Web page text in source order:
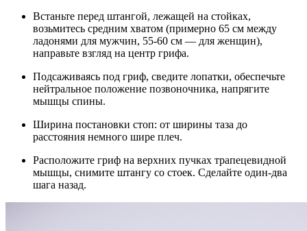
Встаньте перед штангой, лежащей на стойках,
возьмитесь средним хватом (примерно 65 см между
ладонями для мужчин, 55-60 см — для женщин),
направьте взгляд на центр грифа.
Подсаживаясь под гриф, сведите лопатки, обеспечьте
нейтральное положение позвоночника, напрягите
мышцы спины.
Ширина постановки стоп: от ширины таза до
расстояния немного шире плеч.
Расположите гриф на верхних пучках трапецевидной
мышцы, снимите штангу со стоек. Сделайте один-два
шага назад.